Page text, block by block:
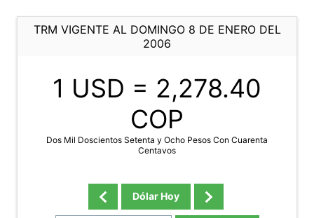
TRM VIGENTE AL DOMINGO 8 DE ENERO DEL
2006
1 USD = 2,278.40
COP
Dos Mil Doscientos Setenta y Ocho Pesos Con Cuarenta
Centavos
Dólar Hoy